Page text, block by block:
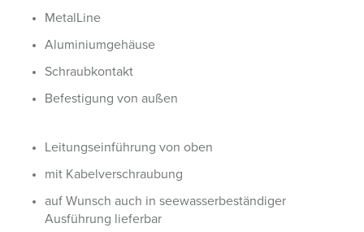
MetalLine
Aluminiumgehäuse
Schraubkontakt
Befestigung von außen
Leitungseinführung von oben
mit Kabelverschraubung
auf Wunsch auch in seewasserbeständiger
Ausführung lieferbar